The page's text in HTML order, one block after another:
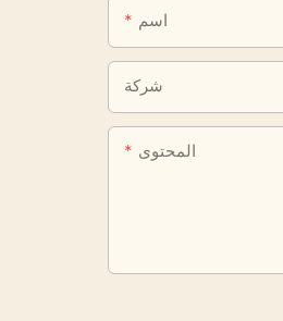
اسم
شركة
المحتوى